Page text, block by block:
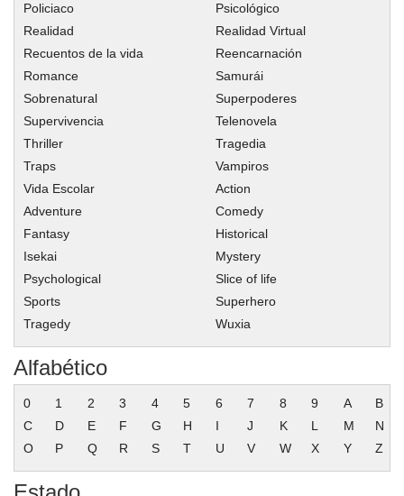
Capitulo 52.2
Capitulo 52.1
Capitulo 51.1
Capitulo 50.2
Capitulo 50.1
Capitulo 49
Capitulo 48
Capitulo 45
Capitulo 44
Capitulo 43
Capitulo 41
Capitulo 40
Capitulo 39
Capitulo 38
Capitulo 37
Policiaco
Psicológico
Realidad
Realidad Virtual
Recuentos de la vida
Reencarnación
Romance
Samurái
Sobrenatural
Superpoderes
Supervivencia
Telenovela
Thriller
Tragedia
Traps
Vampiros
Vida Escolar
Action
Adventure
Comedy
Fantasy
Historical
Isekai
Mystery
Psychological
Slice of life
Sports
Superhero
Tragedy
Wuxia
Alfabético
0 1 2 3 4 5 6 7 8 9 A
B
C
D E F G H I J K L M
N
O
P Q R S T U V W X Y Z